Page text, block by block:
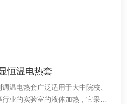
恒温电热套
温电热套广泛适用于大中院校、
业的实验室的液体加热，它采用